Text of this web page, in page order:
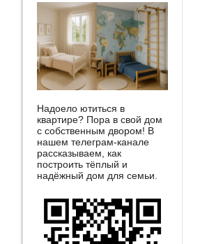
Надоело ютиться в
квартире? Пора в свой дом
с собственным двором! В
нашем телеграм-канале
рассказываем, как
построить тёплый и
надёжный дом для семьи.